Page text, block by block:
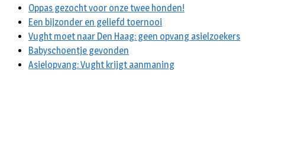
Oppas gezocht voor onze twee honden!
Een bijzonder en geliefd toernooi
Vught moet naar Den Haag: geen opvang asielzoekers
Babyschoentje gevonden
Asielopvang: Vught krijgt aanmaning